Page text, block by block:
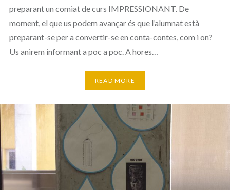
preparant un comiat de curs IMPRESSIONANT. De
moment, el que us podem avançar és que l’alumnat està
preparant-se per a convertir-se en conta-contes, com i on?
Us anirem informant a poc a poc. A hores…
READ MORE